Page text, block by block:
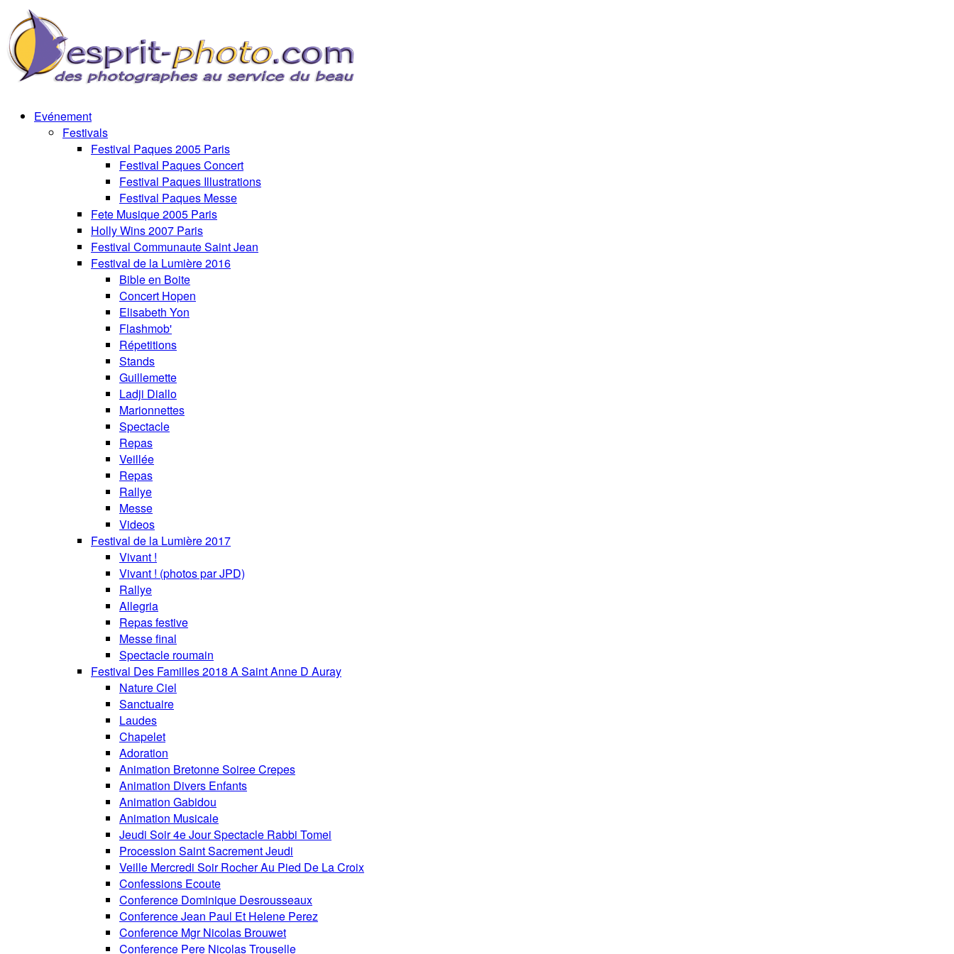
Evénement
Festivals
Festival Paques 2005 Paris
Festival Paques Concert
Festival Paques Illustrations
Festival Paques Messe
Fete Musique 2005 Paris
Holly Wins 2007 Paris
Festival Communaute Saint Jean
Festival de la Lumière 2016
Bible en Boite
Concert Hopen
Elisabeth Yon
Flashmob'
Répetitions
Stands
Guillemette
Ladji Diallo
Marionnettes
Spectacle
Repas
Veillée
Repas
Rallye
Messe
Videos
Festival de la Lumière 2017
Vivant !
Vivant ! (photos par JPD)
Rallye
Allegria
Repas festive
Messe final
Spectacle roumain
Festival Des Familles 2018 A Saint Anne D Auray
Nature Ciel
Sanctuaire
Laudes
Chapelet
Adoration
Animation Bretonne Soiree Crepes
Animation Divers Enfants
Animation Gabidou
Animation Musicale
Jeudi Soir 4e Jour Spectacle Rabbi Tomei
Procession Saint Sacrement Jeudi
Veille Mercredi Soir Rocher Au Pied De La Croix
Confessions Ecoute
Conference Dominique Desrousseaux
Conference Jean Paul Et Helene Perez
Conference Mgr Nicolas Brouwet
Conference Pere Nicolas Trouselle